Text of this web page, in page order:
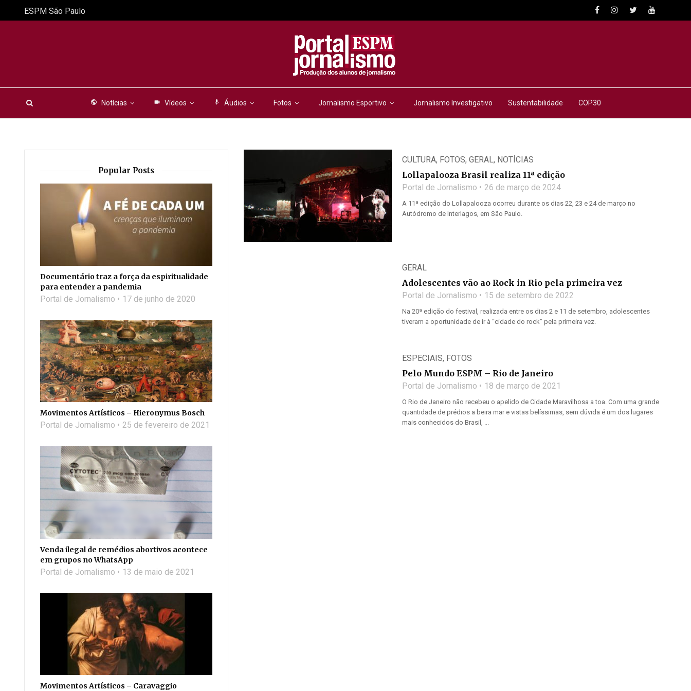
public Notícias videocam Vídeos mic Áudios Fotos Jornalismo Esportivo Jornalismo Investigativo Sustentabilidade COP30
ESPM São Paulo
CULTURA, FOTOS, GERAL, NOTÍCIAS
Lollapalooza Brasil realiza 11ª edição
Portal de Jornalismo 26 de março de 2024
A 11ª edição do Lollapalooza ocorreu durante os dias 22, 23 e 24 de março no
Autódromo de Interlagos, em São Paulo.
GERAL
Adolescentes vão ao Rock in Rio pela primeira vez
Portal de Jornalismo 15 de setembro de 2022
Na 20ª edição do festival, realizada entre os dias 2 e 11 de setembro, adolescentes
tiveram a oportunidade de ir à “cidade do rock” pela primeira vez.
ESPECIAIS, FOTOS
Pelo Mundo ESPM – Rio de Janeiro
Portal de Jornalismo 18 de março de 2021
O Rio de Janeiro não recebeu o apelido de Cidade Maravilhosa a toa. Com uma grande
quantidade de prédios a beira mar e vistas belíssimas, sem dúvida é um dos lugares
mais conhecidos do Brasil, ...
Popular Posts
Documentário traz a força da espiritualidade
para entender a pandemia
Portal de Jornalismo 17 de junho de 2020
Movimentos Artísticos – Hieronymus Bosch
Portal de Jornalismo 25 de fevereiro de 2021
Venda ilegal de remédios abortivos acontece
em grupos no WhatsApp
Portal de Jornalismo 13 de maio de 2021
Movimentos Artísticos – Caravaggio